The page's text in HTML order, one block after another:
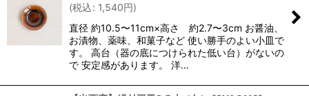
(税込: 1,540円)
直径 約10.5〜11cm×高さ 約2.7〜3cm お醤油、
お漬物、薬味、和菓子など 使い勝手のよい小皿で
す。 高台（器の底につけられた低い台）がないの
で 安定感があります。 洋…